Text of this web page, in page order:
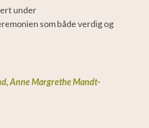
under
som både verdig og
Anne Margrethe Mandt-